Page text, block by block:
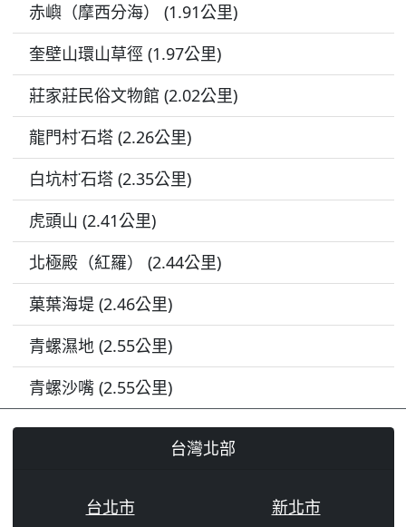
赤嶼（摩西分海） (1.91公里)
奎壁山環山草徑 (1.97公里)
莊家莊民俗文物館 (2.02公里)
龍門村˙石塔 (2.26公里)
白坑村˙石塔 (2.35公里)
虎頭山 (2.41公里)
北極殿（紅羅） (2.44公里)
菓葉海堤 (2.46公里)
青螺濕地 (2.55公里)
青螺沙嘴 (2.55公里)
台灣北部
台北市
新北市